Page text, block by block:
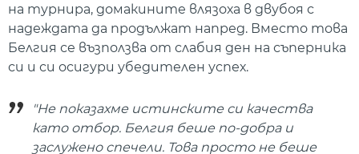
на турнира, домакините влязоха в двубоя с
надеждата да продължат напред. Вместо това
Белгия се възползва от слабия ден на съперника
си и си осигури убедителен успех.
"Не показахме истинските си качества
като отбор. Белгия беше по-добра и
заслужено спечели. Това просто не беше